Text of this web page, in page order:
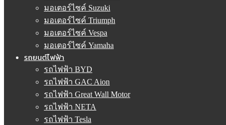
มอเตอร์ไซค์ Suzuki
มอเตอร์ไซค์ Triumph
มอเตอร์ไซค์ Vespa
มอเตอร์ไซค์ Yamaha
รถยนต์ไฟฟ้า
รถไฟฟ้า BYD
รถไฟฟ้า GAC Aion
รถไฟฟ้า Great Wall Motor
รถไฟฟ้า NETA
รถไฟฟ้า Tesla